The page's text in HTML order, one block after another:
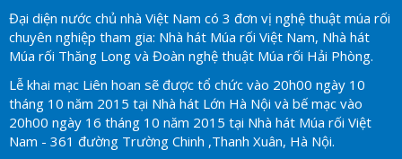
Đại diện nước chủ nhà Việt Nam có 3 đơn vị nghệ thuật múa rối
chuyên nghiệp tham gia: Nhà hát Múa rối Việt Nam, Nhà hát
Múa rối Thăng Long và Đoàn nghệ thuật Múa rối Hải Phòng.
Lễ khai mạc Liên hoan sẽ được tổ chức vào 20h00 ngày 10
tháng 10 năm 2015 tại Nhà hát Lớn Hà Nội và bế mạc vào
20h00 ngày 16 tháng 10 năm 2015 tại Nhà hát Múa rối Việt
Nam - 361 đường Trường Chinh ,Thanh Xuân, Hà Nội.